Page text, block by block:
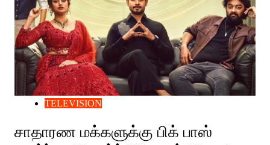
TELEVISION
சாதாரண மக்களுக்கு பிக் பாஸ்